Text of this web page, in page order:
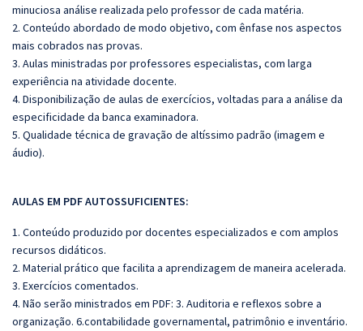
minuciosa análise realizada pelo professor de cada matéria.
2. Conteúdo abordado de modo objetivo, com ênfase nos aspectos
mais cobrados nas provas.
3. Aulas ministradas por professores especialistas, com larga
experiência na atividade docente.
4. Disponibilização de aulas de exercícios, voltadas para a análise da
especificidade da banca examinadora.
5. Qualidade técnica de gravação de altíssimo padrão (imagem e
áudio).
AULAS EM PDF AUTOSSUFICIENTES:
1. Conteúdo produzido por docentes especializados e com amplos
recursos didáticos.
2. Material prático que facilita a aprendizagem de maneira acelerada.
3. Exercícios comentados.
4. Não serão ministrados em PDF: 3. Auditoria e reflexos sobre a
organização. 6.contabilidade governamental, patrimônio e inventário.